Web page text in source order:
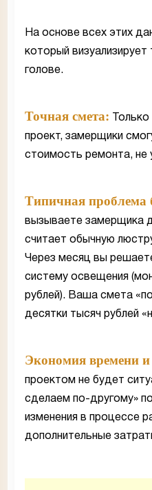
На основе всех этих
который
голове.
Точная смета:
проект, замерщики
стоимость ремонта, не
Типичная проблема
вызываете замерщика
считает обычную
Через месяц вы
систему освещения
рублей). Ваша смета
десятки тысяч рублей
Экономия времени и
проектом не будет
сделаем по-другому»
изменения в процессе
дополнительные